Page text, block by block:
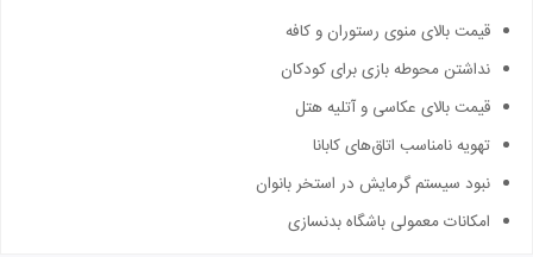
قیمت بالای منوی رستوران و کافه
نداشتن محوطه بازی برای کودکان
قیمت بالای عکاسی و آتلیه هتل
تهویه نامناسب اتاق‌های کابانا
نبود سیستم گرمایش در استخر بانوان
امکانات معمولی باشگاه بدنسازی